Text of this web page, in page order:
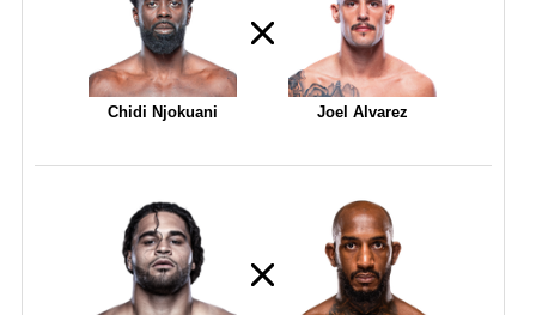
Chidi Njokuani Joel Alvarez